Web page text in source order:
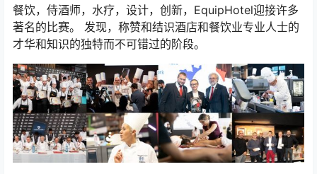
餐饮，侍酒师，水疗，设计，创新，EquipHotel迎接许多
著名的比赛。 发现，称赞和结识酒店和餐饮业专业人士的
才华和知识的独特而不可错过的阶段。